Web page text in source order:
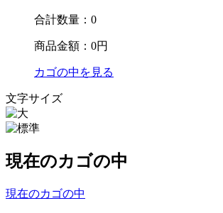
合計数量： 0
商品金額： 0円
カゴの中を見る
文字サイズ
現在のカゴの中
現在のカゴの中